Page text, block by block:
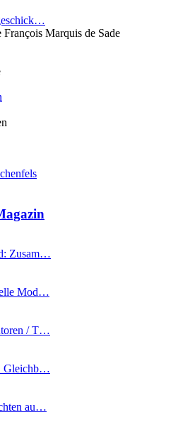
Marquis de Sade
Zusam…
Mod…
/ T…
Gleichb…
au…